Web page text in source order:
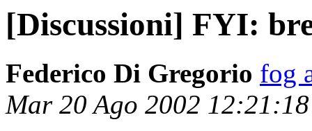
[Discussioni] FYI:
Federico Di Gregorio fog
Mar 20 Ago 2002